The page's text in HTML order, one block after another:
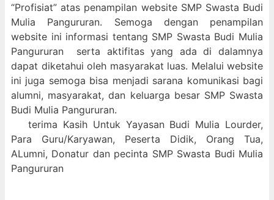
“Profisiat” atas penampilan website SMP Swasta Budi
Mulia Pangururan. Semoga dengan penampilan
website ini informasi tentang SMP Swasta Budi Mulia
Pangururan serta aktifitas yang ada di dalamnya
dapat diketahui oleh masyarakat luas. Melalui website
ini juga semoga bisa menjadi sarana komunikasi bagi
alumni, masyarakat, dan keluarga besar SMP Swasta
Budi Mulia Pangururan.
terima Kasih Untuk Yayasan Budi Mulia Lourder,
Para Guru/Karyawan, Peserta Didik, Orang Tua,
ALumni, Donatur dan pecinta SMP Swasta Budi Mulia
Pangururan